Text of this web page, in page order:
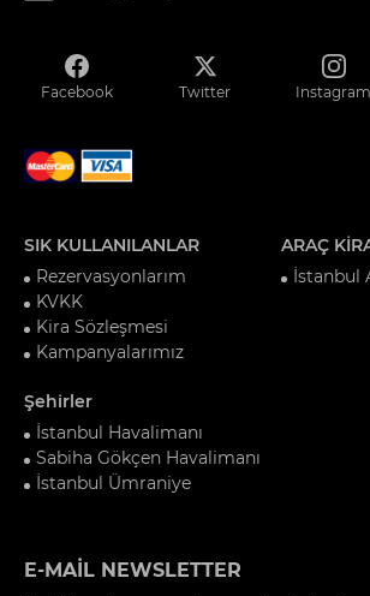
Facebook Twitter Instagram
SIK KULLANILANLAR
Rezervasyonlarım
KVKK
Kira Sözleşmesi
Kampanyalarımız
ARAÇ
İstanbul
Şehirler
İstanbul Havalimanı
Sabiha Gökçen Havalimanı
İstanbul Ümraniye
E-MAİL NEWSLETTER